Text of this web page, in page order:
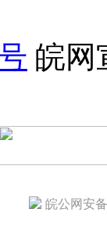
皖网
皖公网安